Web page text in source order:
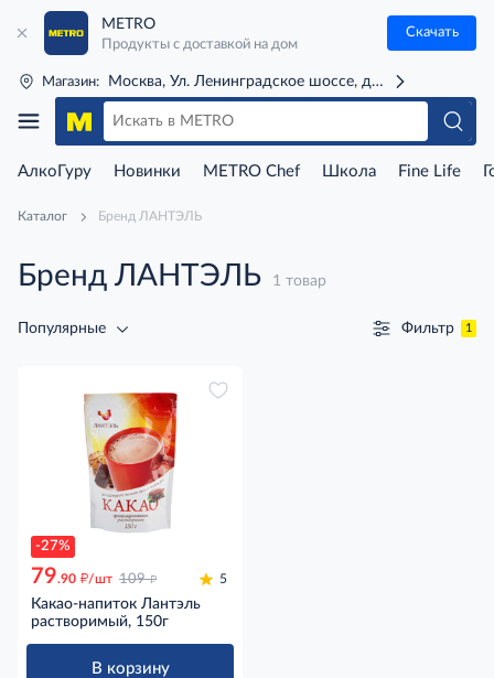
METRO
Продукты с доставкой на дом
Скачать
Магазин: Москва, Ул. Ленинградское шоссе, д. 71Г (м. Речной
АлкоГуру Новинки METRO Chef Школа Fine Life
Каталог Бренд ЛАНТЭЛЬ
Бренд ЛАНТЭЛЬ 1 товар
Популярные Фильтр 1
-27%
79.90 д/шт 109 д 5
Какао-напиток Лантэль
растворимый, 150г
В корзину